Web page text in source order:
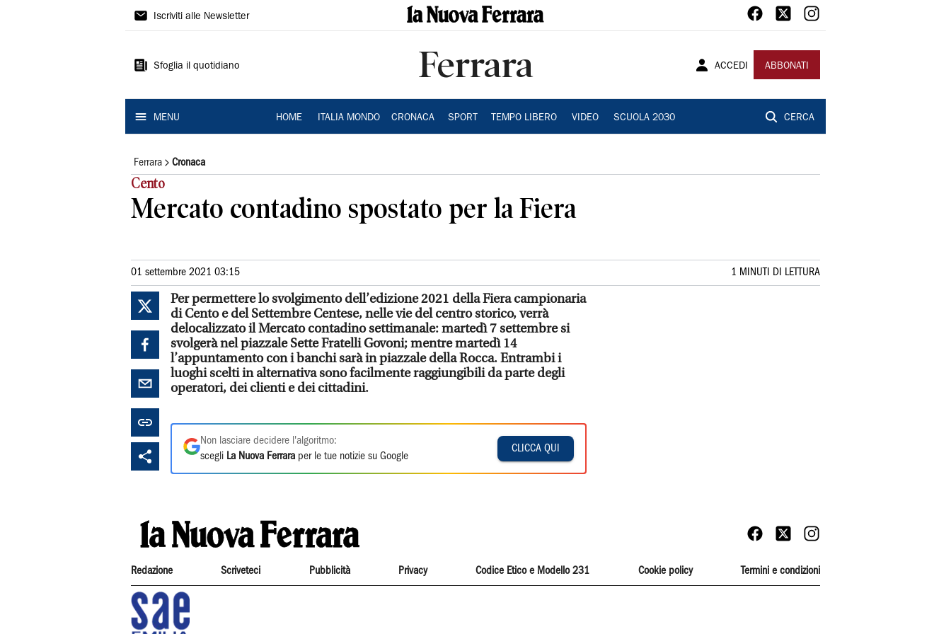
La
Ferrara
Iscriviti alle Newsletter
Sfoglia il quotidiano Ferrara ACCEDI ABBONATI
MENU HOME ITALIA MONDO CRONACA SPORT TEMPO LIBERO VIDEO SCUOLA 2030 CERCA
Ferrara Cronaca
Cento
Mercato contadino spostato per la Fiera
01 settembre 2021 03:15 1 MINUTI DI LETTURA
Per permettere lo svolgimento dell’edizione 2021 della Fiera campionaria
di Cento e del Settembre Centese, nelle vie del centro storico, verrà
delocalizzato il Mercato contadino settimanale: martedì 7 settembre si
svolgerà nel piazzale Sette Fratelli Govoni; mentre martedì 14
l’appuntamento con i banchi sarà in piazzale della Rocca. Entrambi i
luoghi scelti in alternativa sono facilmente raggiungibili da parte degli
operatori, dei clienti e dei cittadini.
Non lasciare decidere l'algoritmo:
scegli La Nuova Ferrara per le tue notizie su Google
CLICCA QUI
Redazione Scriveteci Pubblicità Privacy Codice Etico e Modello 231 Cookie policy Termini e condizioni